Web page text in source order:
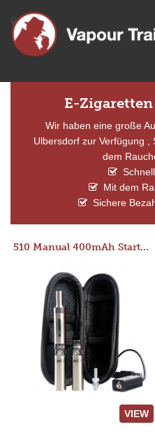
E-
Wir haben eine große
Ulbersdorf zur Verfügung
dem
Mit dem
Sichere
510 Manual 400mAh Starter Kit
VIEW